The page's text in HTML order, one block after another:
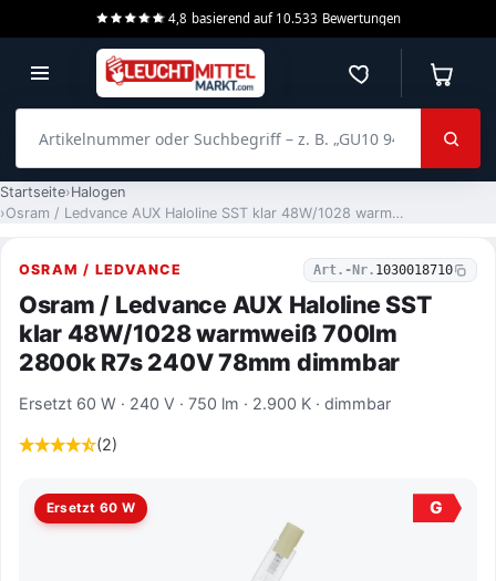
4,8 basierend auf 10.533 Bewertungen
Merkzettel
Startseite Halogen
Osram / Ledvance AUX Haloline SST klar 48W/1028 warmweiß 700lm 2800k R7s 240V 78mm dimmbar
OSRAM / LEDVANCE Art.-Nr. 1030018710
Osram / Ledvance AUX Haloline SST
klar 48W/1028 warmweiß 700lm
2800k R7s 240V 78mm dimmbar
Ersetzt 60 W · 240 V · 750 lm · 2.900 K · dimmbar
(2)
Ersetzt 60 W G